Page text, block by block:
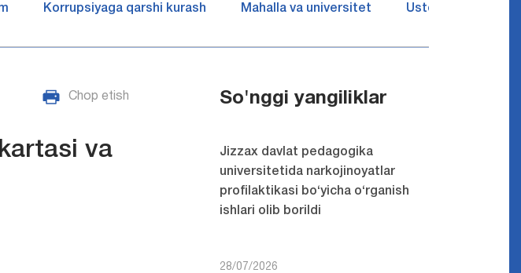
Korrupsiyaga qarshi kurash Mahalla va universitet Ustozlar suhbatin
Chop etish
va
So'nggi yangiliklar
Jizzax davlat pedagogika
universitetida narkojinoyatlar
profilaktikasi bo‘yicha o‘rganish
ishlari olib borildi
28/07/2026